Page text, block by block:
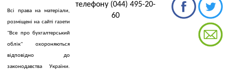
Всі права на матеріали,
розміщені на сайті газети
"Все про бухгалтерський
облік" охороняються
відповідно до
законодавства України.
телефону (044) 495-20-
60